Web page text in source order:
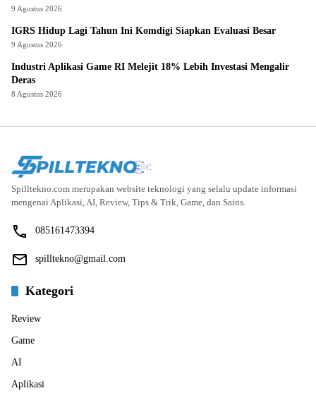
9 Agustus 2026
IGRS Hidup Lagi Tahun Ini Komdigi Siapkan Evaluasi Besar
9 Agustus 2026
Industri Aplikasi Game RI Melejit 18% Lebih Investasi Mengalir
Deras
8 Agustus 2026
Spilltekno.com merupakan website teknologi yang selalu update informasi
mengenai Aplikasi, AI, Review, Tips & Trik, Game, dan Sains.
085161473394
spilltekno@gmail.com
Kategori
Review
Game
AI
Aplikasi